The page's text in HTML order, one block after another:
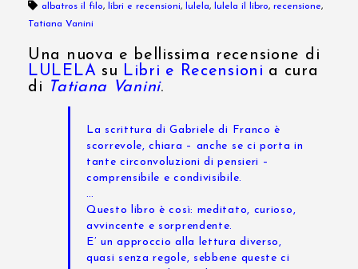
albatros il filo, libri e recensioni, lulela, lulela il libro, recensione,
Tatiana Vanini
Una nuova e bellissima recensione di
LULELA su Libri e Recensioni a cura
di
Tatiana Vanini.
La scrittura di Gabriele di Franco è
scorrevole, chiara – anche se ci porta in
tante circonvoluzioni di pensieri –
comprensibile e condivisibile.
…
Questo libro è così: meditato, curioso,
avvincente e sorprendente.
E’ un approccio alla lettura diverso,
quasi senza regole, sebbene queste ci